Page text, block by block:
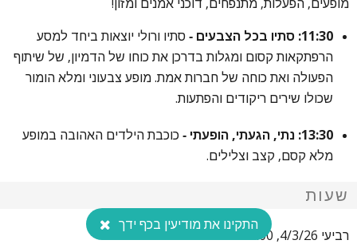
מופעים, הפעלות, מתנפחים, דוכני אמנים ומזון!
11:30: סתיו בכל הצבעים -
סתיו ורולי יוצאות ביחד למסע
הרפתקאות קסום ומגלות בדרכן את כוחו של הדמיון, של שיתוף
הפעולה ואת כוחה של חברות אמת. מופע צבעוני ומלא הומור
שכולו שירים ריקודים והפתעות.
13:30: נתי, הגעתי, הופעתי -
כוכבת הילדים האהובה במופע
מלא קסם, קצב וצלילים.
שעות
רביעי 4/3/26, 11:00-15:00.
התקינו את מודיעין בכף ידך